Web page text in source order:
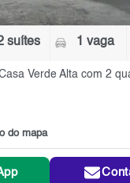
suítes 1 vaga
Verde Alta com 2
do mapa